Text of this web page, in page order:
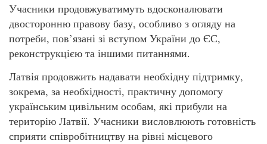
Учасники продовжуватимуть вдосконалювати
двосторонню правову базу, особливо з огляду на
потреби, пов’язані зі вступом України до ЄС,
реконструкцією та іншими питаннями.
Латвія продовжить надавати необхідну підтримку,
зокрема, за необхідності, практичну допомогу
українським цивільним особам, які прибули на
територію Латвії. Учасники висловлюють готовність
сприяти співробітництву на рівні місцевого